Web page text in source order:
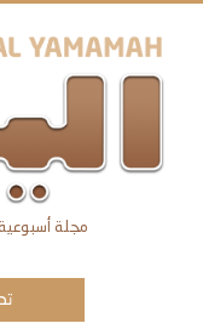
مجلة أسبوعية